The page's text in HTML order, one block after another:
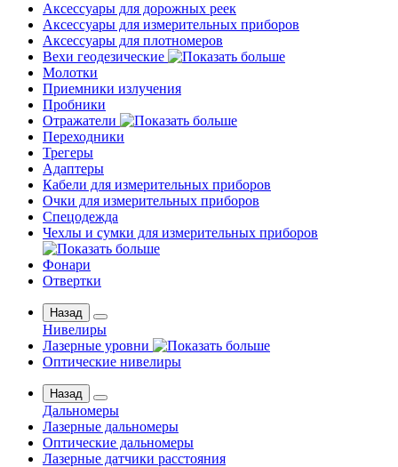
Аксессуары для дорожных реек
Аксессуары для измерительных приборов
Аксессуары для плотномеров
Вехи геодезические
Молотки
Приемники излучения
Пробники
Отражатели
Переходники
Трегеры
Адаптеры
Кабели для измерительных приборов
Очки для измерительных приборов
Спецодежда
Чехлы и сумки для измерительных приборов
Фонари
Отвертки
Назад
Нивелиры
Лазерные уровни
Оптические нивелиры
Назад
Дальномеры
Лазерные дальномеры
Оптические дальномеры
Лазерные датчики расстояния